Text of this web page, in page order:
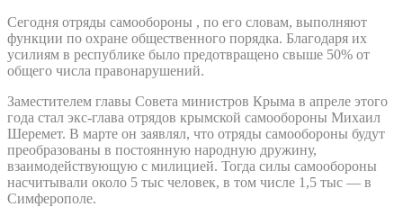
Сегодня отряды самообороны , по его словам, выполняют
функции по охране общественного порядка. Благодаря их
усилиям в республике было предотвращено свыше 50% от
общего числа правонарушений.
Заместителем главы Совета министров Крыма в апреле этого
года стал экс-глава отрядов крымской самообороны Михаил
Шеремет. В марте он заявлял, что отряды самообороны будут
преобразованы в постоянную народную дружину,
взаимодействующую с милицией. Тогда силы самообороны
насчитывали около 5 тыс человек, в том числе 1,5 тыс — в
Симферополе.